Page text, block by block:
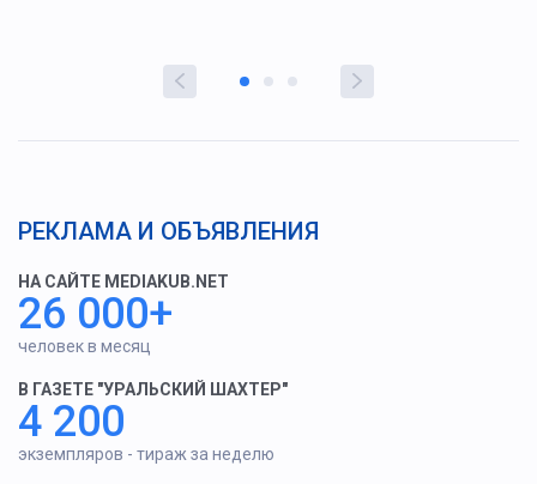
РЕКЛАМА И ОБЪЯВЛЕНИЯ
НА САЙТЕ MEDIAKUB.NET
26 000+
человек в месяц
В ГАЗЕТЕ "УРАЛЬСКИЙ ШАХТЕР"
4 200
экземпляров - тираж за неделю